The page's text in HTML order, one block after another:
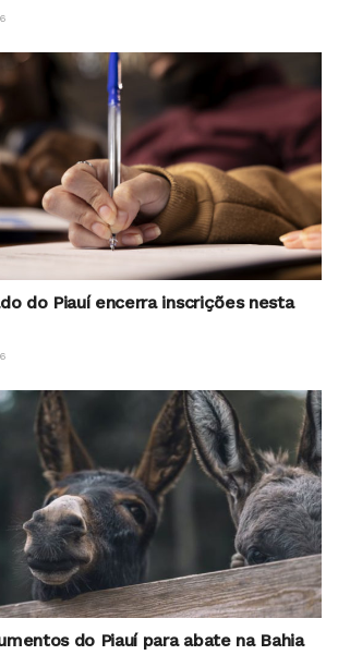
do Piauí encerra inscrições nesta
do Piauí para abate na Bahia